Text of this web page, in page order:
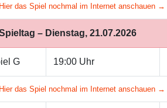
Hier das Spiel nochmal im Internet anschauen →
– Dienstag, 21.07.2026
G 19:00 Uhr
Hier das Spiel nochmal im Internet anschauen →